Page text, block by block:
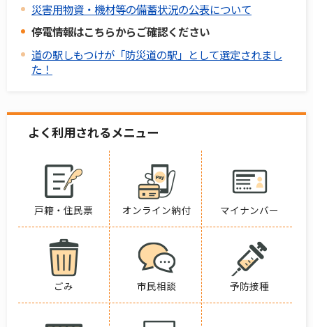
災害用物資・機材等の備蓄状況の公表について
停電情報はこちらからご確認ください
道の駅しもつけが「防災道の駅」として選定されまし
た！
よく利用されるメニュー
戸籍・住民票 オンライン納付 マイナンバー
ごみ 市民相談 予防接種